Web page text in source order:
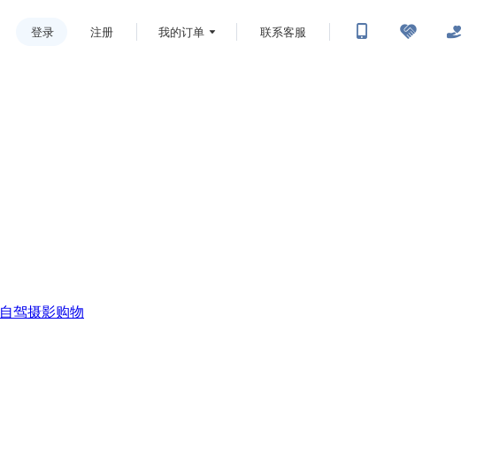
登录 注册 我的订单 联系客服
自驾摄影购物